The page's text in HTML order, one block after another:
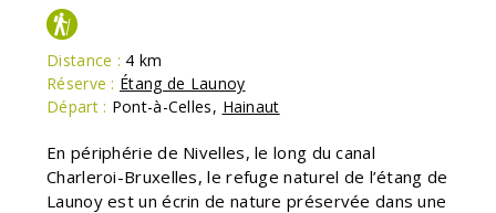
Distance : 4 km
Réserve : Étang de Launoy
Départ : Pont-à-Celles, Hainaut
En périphérie de Nivelles, le long du canal
Charleroi-Bruxelles, le refuge naturel de l’étang de
Launoy est un écrin de nature préservée dans une